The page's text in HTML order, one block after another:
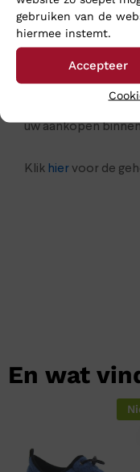
gebruiken van de
hiermee instemt.
Accepteer
schoenen naar
weet je zeker dat
voor uw voeten. Is
komen dan sturen
je op: bestel ze
uw aankopen
Klik hiervoor de
En wat